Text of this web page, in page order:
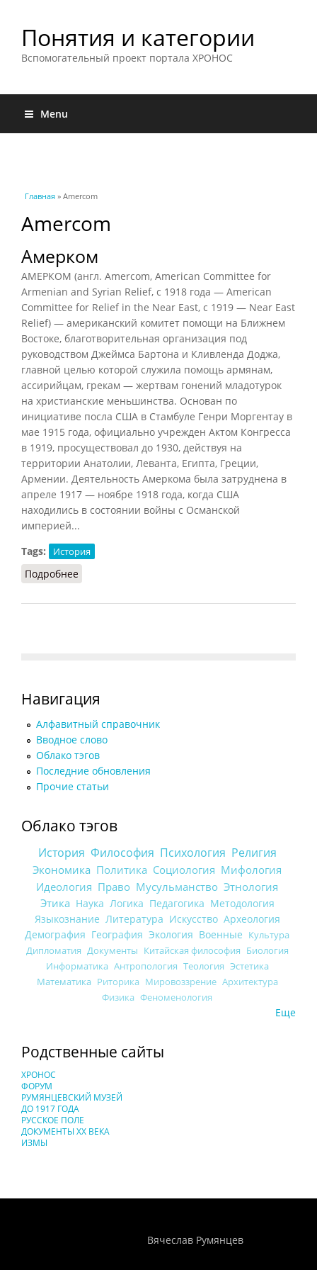
Понятия и категории
Вспомогательный проект портала ХРОНОС
Menu
Вы здесь
Главная » Amercom
Amercom
Амерком
АМЕРКОМ (англ. Amercom, American Committee for
Armenian and Syrian Relief, c 1918 года — American
Committee for Relief in the Near East, с 1919 — Near East
Relief) — американский комитет помощи на Ближнем
Востоке, благотворительная организация под
руководством Джеймса Бартона и Кливленда Доджа,
главной целью которой служила помощь армянам,
ассирийцам, грекам — жертвам гонений младотурок
на христианские меньшинства. Основан по
инициативе посла США в Стамбуле Генри Моргентау в
мае 1915 года, официально учрежден Актом Конгресса
в 1919, просуществовал до 1930, действуя на
территории Анатолии, Леванта, Египта, Греции,
Армении. Деятельность Амеркома была затруднена в
апреле 1917 — ноябре 1918 года, когда США
находились в состоянии войны с Османской
империей...
Tags:
История
Подробнее
Навигация
Алфавитный справочник
Вводное слово
Облако тэгов
Последние обновления
Прочие статьи
Облако тэгов
История Философия Психология Религия
Экономика Политика Социология Мифология
Идеология Право Мусульманство Этнология
Этика Наука Логика Педагогика Методология
Языкознание Литература Искусство Археология
Демография География Экология Военные Культура
Дипломатия Документы Китайская философия Биология
Информатика Антропология Теология Эстетика
Математика Риторика Мировоззрение Архитектура
Физика Феноменология
Еще
Родственные сайты
ХРОНОС
ФОРУМ
РУМЯНЦЕВСКИЙ МУЗЕЙ
ДО 1917 ГОДА
РУССКОЕ ПОЛЕ
ДОКУМЕНТЫ XX ВЕКА
ИЗМЫ
Вячеслав Румянцев